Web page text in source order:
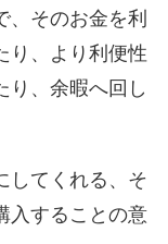
、そのお金を利
り、より利便性
り、余暇へ回し
してくれる、そ
入することの意